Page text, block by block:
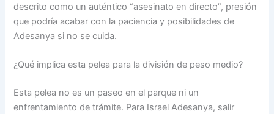
descrito como un auténtico “asesinato en directo”, presión
que podría acabar con la paciencia y posibilidades de
Adesanya si no se cuida.
¿Qué implica esta pelea para la división de peso medio?
Esta pelea no es un paseo en el parque ni un
enfrentamiento de trámite. Para Israel Adesanya, salir